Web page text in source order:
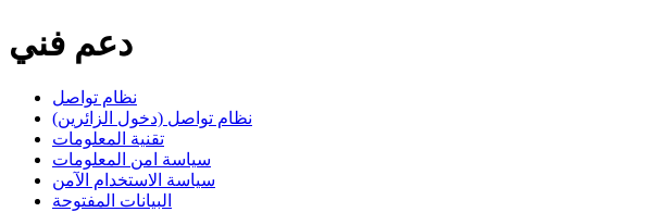
دعم فني
نظام تواصل
نظام تواصل (دخول الزائرين)
تقنية المعلومات
سياسة امن المعلومات
سياسة الاستخدام الآمن
البيانات المفتوحة